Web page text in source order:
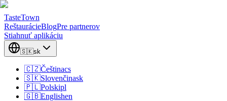
TasteTown
ReštaurácieBlogPre partnerov
Stiahnuť aplikáciu
🇸🇰sk
🇨🇿Češtinacs
🇸🇰Slovenčinask
🇵🇱Polskipl
🇬🇧Englishen